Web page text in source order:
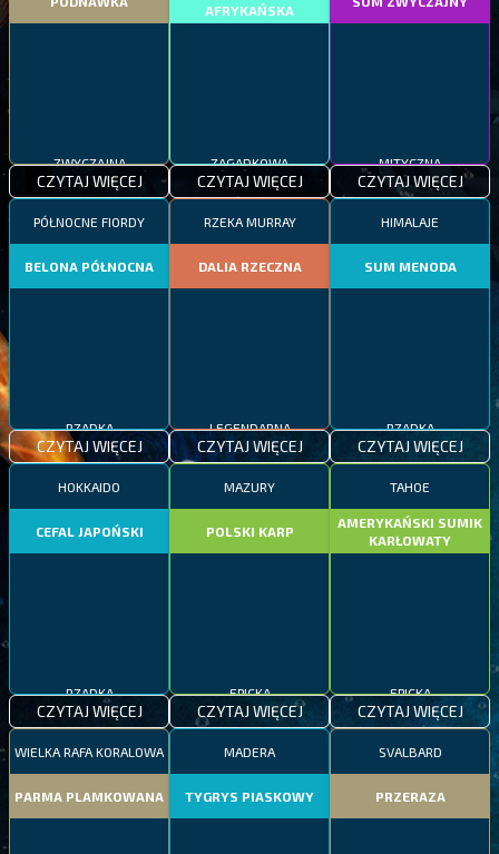
ZWYCZAJNA
CZYTAJ WIĘCEJ
AFRYKAŃSKA
ZAGADKOWA
CZYTAJ WIĘCEJ
MITYCZNA
CZYTAJ WIĘCEJ
PÓŁNOCNE FIORDY
BELONA PÓŁNOCNA
RZADKA
CZYTAJ WIĘCEJ
RZEKA MURRAY
DALIA RZECZNA
LEGENDARNA
CZYTAJ WIĘCEJ
HIMALAJE
SUM MENODA
RZADKA
CZYTAJ WIĘCEJ
HOKKAIDO
CEFAL JAPOŃSKI
RZADKA
CZYTAJ WIĘCEJ
MAZURY
POLSKI KARP
EPICKA
CZYTAJ WIĘCEJ
TAHOE
AMERYKAŃSKI SUMIK
KARŁOWATY
EPICKA
CZYTAJ WIĘCEJ
WIELKA RAFA KORALOWA
PARMA PLAMKOWANA
MADERA
TYGRYS PIASKOWY
SVALBARD
PRZERAZA